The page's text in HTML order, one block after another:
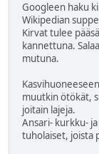
Googleen haku
Wikipedian
Kirvat tulee
kannettuna.
mutuna.
muutkin ötökät,
joitain lajeja.
Ansari- kurkku-
tuholaiset, joista